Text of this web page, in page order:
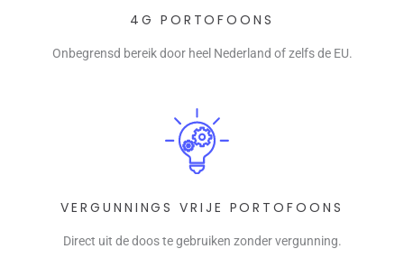
4G PORTOFOONS
Onbegrensd bereik door heel Nederland of zelfs de EU.
VERGUNNINGS VRIJE PORTOFOONS
Direct uit de doos te gebruiken zonder vergunning.